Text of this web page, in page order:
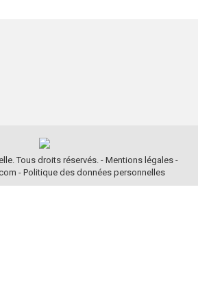
Tous droits réservés. - Mentions légales -
- Politique des données personnelles